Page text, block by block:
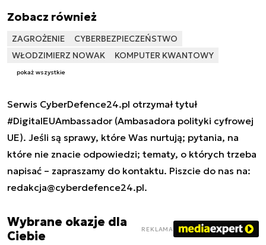
Zobacz również
ZAGROŻENIE
CYBERBEZPIECZEŃSTWO
WŁODZIMIERZ NOWAK
KOMPUTER KWANTOWY
pokaż wszystkie
Serwis CyberDefence24.pl otrzymał tytuł
#DigitalEUAmbassador (Ambasadora polityki cyfrowej
UE). Jeśli są sprawy, które Was nurtują; pytania, na
które nie znacie odpowiedzi; tematy, o których trzeba
napisać – zapraszamy do kontaktu. Piszcie do nas na:
redakcja@cyberdefence24.pl.
Wybrane okazje dla
Ciebie
REKLAMA